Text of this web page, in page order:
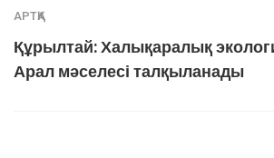
АРТҚА
Құрылтай: Халықаралық
Арал мәселесі талқыланады